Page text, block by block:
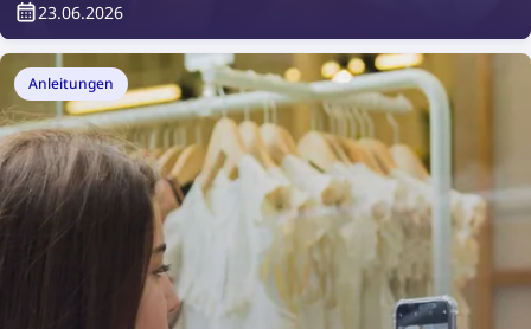
einfach überprüfen zu wollen, wer in Ihrer Immobilie
wohnen wird. Wie geht das? Ganz einfach – mit
Plattformen zur Mieterprüfung.
23.06.2026
Anleitungen